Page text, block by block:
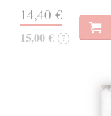
14,40 €
15,00 € ?